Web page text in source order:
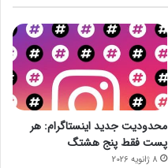
محدودیت جدید اینستاگرام: هر
پست فقط پنج هشتگ
8 ژانویه 2026